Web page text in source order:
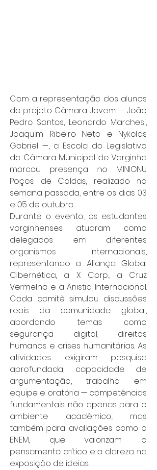
Com a representação dos alunos
do projeto Câmara Jovem — João
Pedro Santos, Leonardo Marchesi,
Joaquim Ribeiro Neto e Nykolas
Gabriel —, a Escola do Legislativo
da Câmara Municipal de Varginha
marcou presença no MINIONU
Poços de Caldas, realizado na
semana passada, entre os dias 03
e 05 de outubro.
Durante o evento, os estudantes
varginhenses atuaram como
delegados em diferentes
organismos internacionais,
representando a Aliança Global
Cibernética, a X Corp., a Cruz
Vermelha e a Anistia Internacional.
Cada comitê simulou discussões
reais da comunidade global,
abordando temas como
segurança digital, direitos
humanos e crises humanitárias. As
atividades exigiram pesquisa
aprofundada, capacidade de
argumentação, trabalho em
equipe e oratória — competências
fundamentais não apenas para o
ambiente acadêmico, mas
também para avaliações como o
ENEM, que valorizam o
pensamento crítico e a clareza na
exposição de ideias.